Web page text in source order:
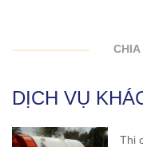
CHIA
DỊCH VỤ
Thi